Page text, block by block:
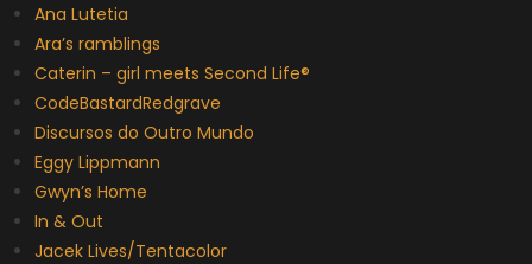
Ana Lutetia
Ara’s ramblings
Caterin – girl meets Second Life®
CodeBastardRedgrave
Discursos do Outro Mundo
Eggy Lippmann
Gwyn’s Home
In & Out
Jacek Lives/Tentacolor